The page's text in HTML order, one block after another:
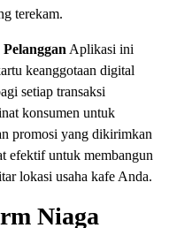
terekam.
Aplikasi ini
keanggotaan digital
setiap transaksi
konsumen untuk
promosi yang dikirimkan
efektif untuk membangun
lokasi usaha kafe Anda.
Niaga